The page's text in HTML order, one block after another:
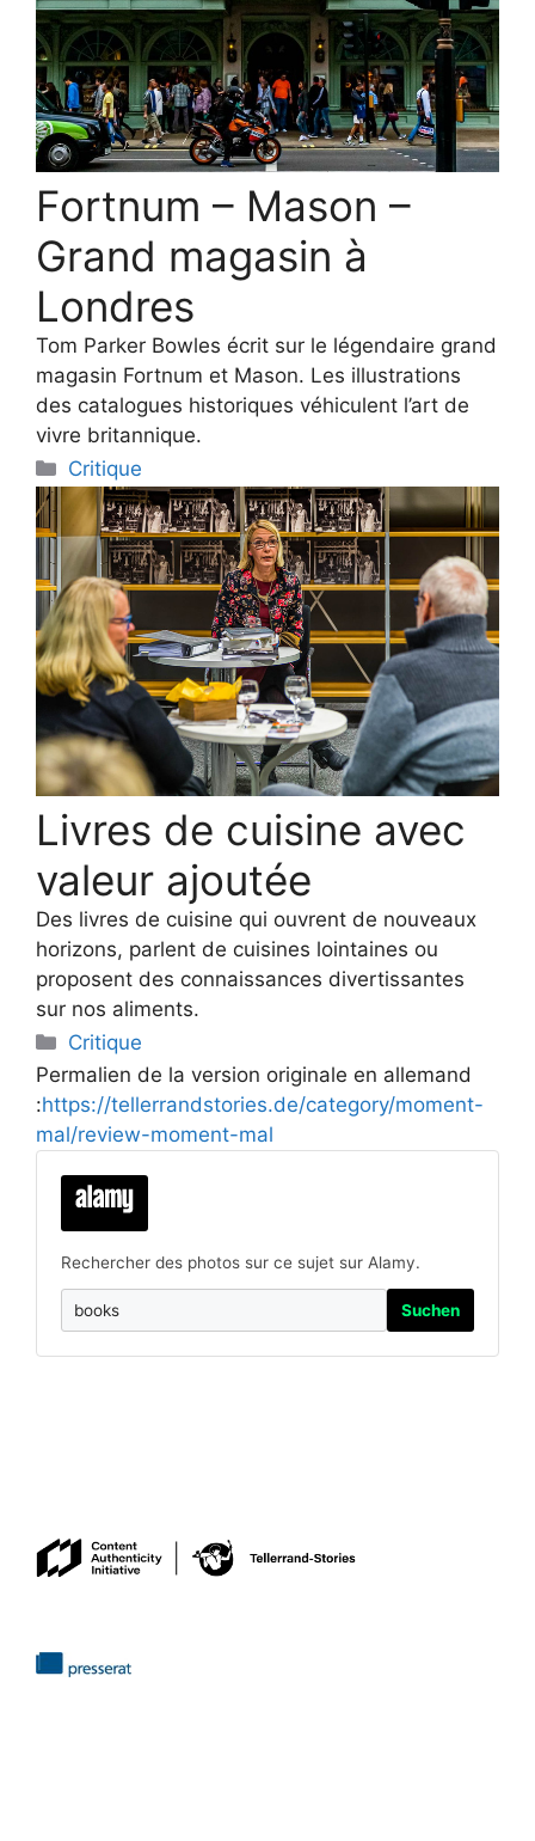
Fortnum – Mason –
Grand magasin à
Londres
Tom Parker Bowles écrit sur le légendaire grand
magasin Fortnum et Mason. Les illustrations
des catalogues historiques véhiculent l’art de
vivre britannique.
Categories
Critique
Livres de cuisine avec
valeur ajoutée
Des livres de cuisine qui ouvrent de nouveaux
horizons, parlent de cuisines lointaines ou
proposent des connaissances divertissantes
sur nos aliments.
Categories
Critique
Permalien de la version originale en allemand
:https://tellerrandstories.de/category/moment-
mal/review-moment-mal
Rechercher des photos sur ce sujet sur Alamy.
Suchen